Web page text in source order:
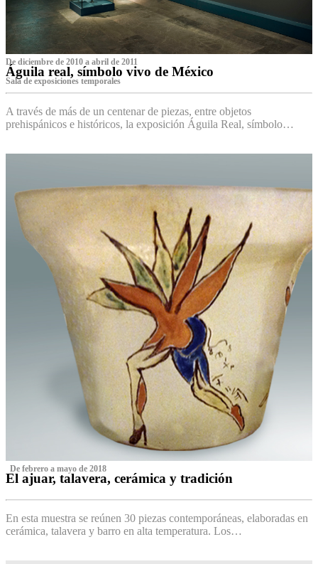
De diciembre de 2010 a abril de 2011
Águila real, símbolo vivo de México
Sala de exposiciones temporales
A través de más de un centenar de piezas, entre objetos
prehispánicos e históricos, la exposición Águila Real, símbolo…
‌ De febrero a mayo de 2018
El ajuar, talavera, cerámica y tradición
En esta muestra se reúnen 30 piezas contemporáneas, elaboradas en
cerámica, talavera y barro en alta temperatura. Los…